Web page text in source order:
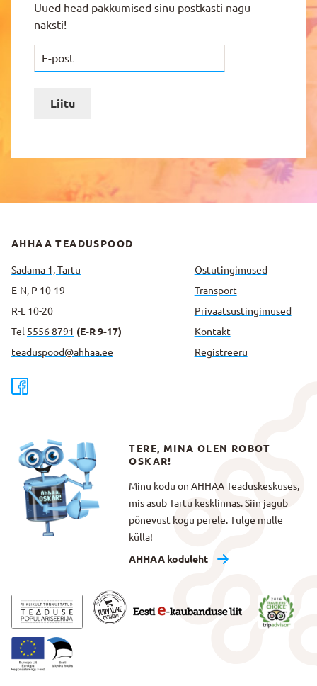
Uued head pakkumised sinu postkasti nagu
naksti!
Liitu
AHHAA TEADUSPOOD
Sadama 1, Tartu
E-N, P 10-19
R-L 10-20
Tel 5556 8791 (E-R 9-17)
teaduspood@ahhaa.ee
Ostutingimused
Transport
Privaatsus­tingimused
Kontakt
Registreeru
TERE, MINA OLEN ROBOT
OSKAR!
Minu kodu on AHHAA Teaduskeskuses,
mis asub Tartu kesklinnas. Siin jagub
põnevust kogu perele. Tulge mulle
külla!
AHHAA koduleht